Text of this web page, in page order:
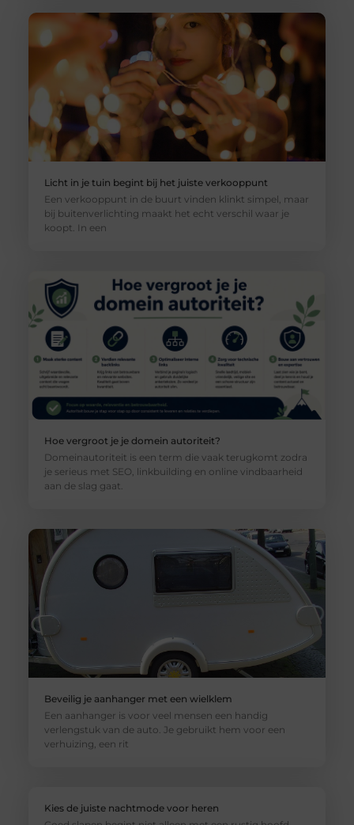
Licht in je tuin begint bij het juiste verkooppunt
Een verkooppunt in de buurt vinden klinkt simpel, maar
bij buitenverlichting maakt het echt verschil waar je
koopt. In een
Hoe vergroot je je domein autoriteit?
Domeinautoriteit is een term die vaak terugkomt zodra
je serieus met SEO, linkbuilding en online vindbaarheid
aan de slag gaat.
Beveilig je aanhanger met een wielklem
Een aanhanger is voor veel mensen een handig
verlengstuk van de auto. Je gebruikt hem voor een
verhuizing, een rit
Kies de juiste nachtmode voor heren